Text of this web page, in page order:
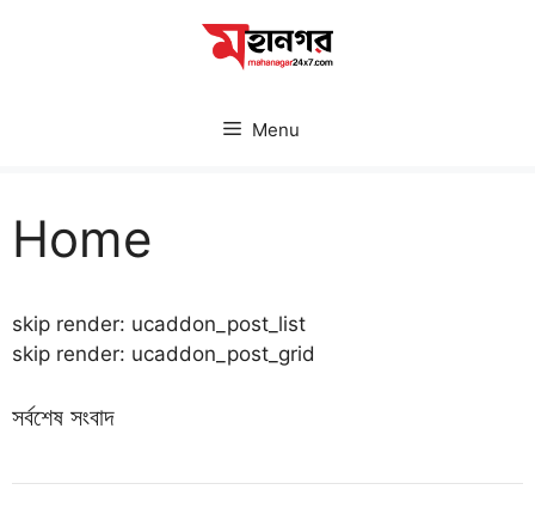
Menu
Home
skip render: ucaddon_post_list
skip render: ucaddon_post_grid
সর্বশেষ সংবাদ